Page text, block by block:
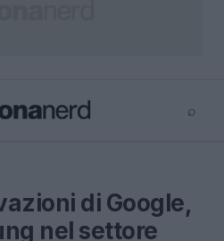
⌕
di Google,
nel settore